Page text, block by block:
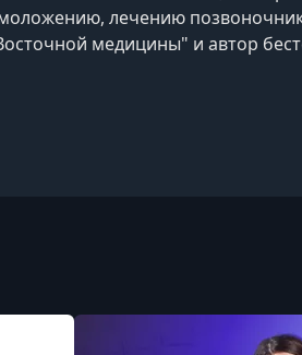
лечению
медицины" и автор